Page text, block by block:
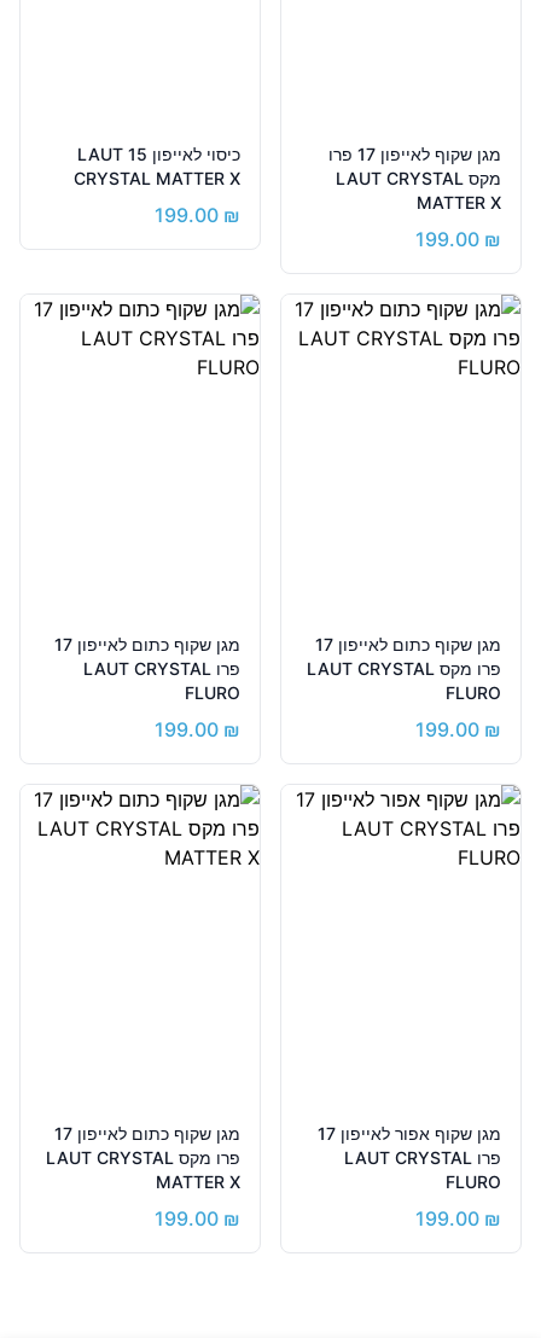
מגן שקוף לאייפון 17 פרו
מקס LAUT CRYSTAL
MATTER X
199.00 ₪
כיסוי לאייפון 15 LAUT
CRYSTAL MATTER X
199.00 ₪
מגן שקוף כתום לאייפון 17
פרו מקס LAUT CRYSTAL
FLURO
199.00 ₪
מגן שקוף כתום לאייפון 17
פרו LAUT CRYSTAL
FLURO
199.00 ₪
מגן שקוף אפור לאייפון 17
פרו LAUT CRYSTAL
FLURO
199.00 ₪
מגן שקוף כתום לאייפון 17
פרו מקס LAUT CRYSTAL
MATTER X
199.00 ₪